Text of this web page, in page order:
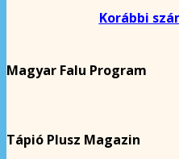
Korábbi
Magyar Falu Program
Tápió Plusz Magazin